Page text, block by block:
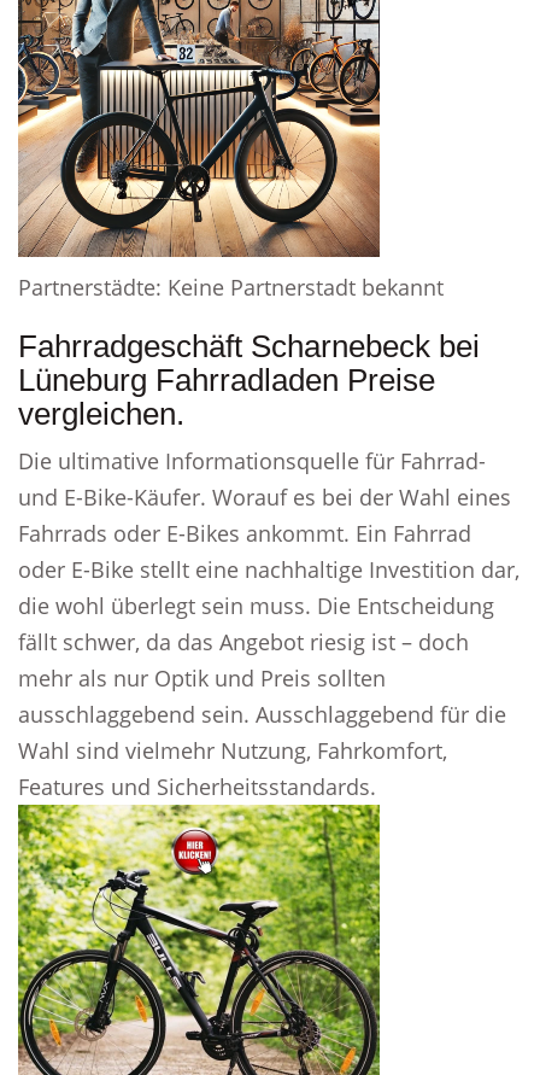
Partnerstädte: Keine Partnerstadt bekannt
Fahrradgeschäft Scharnebeck bei
Lüneburg Fahrradladen Preise
vergleichen.
Die ultimative Informationsquelle für Fahrrad-
und E-Bike-Käufer. Worauf es bei der Wahl eines
Fahrrads oder E-Bikes ankommt. Ein Fahrrad
oder E-Bike stellt eine nachhaltige Investition dar,
die wohl überlegt sein muss. Die Entscheidung
fällt schwer, da das Angebot riesig ist – doch
mehr als nur Optik und Preis sollten
ausschlaggebend sein. Ausschlaggebend für die
Wahl sind vielmehr Nutzung, Fahrkomfort,
Features und Sicherheitsstandards.